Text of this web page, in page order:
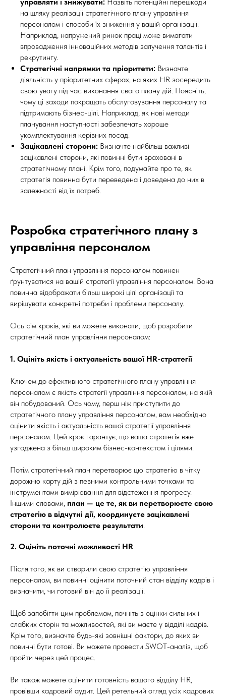
на шляху реалізації стратегічного плану управління
персоналом і способи їх зниження у вашій організації.
Наприклад, напружений ринок праці може вимагати
впровадження інноваційних методів залучення талантів і
рекрутингу.
Стратегічні напрямки та пріоритети: Визначте
діяльність у пріоритетних сферах, на яких HR зосередить
свою увагу під час виконання свого плану дій. Поясніть,
чому ці заходи покращать обслуговування персоналу та
підтримають бізнес-цілі. Наприклад, як нові методи
планування наступності забезпечать хороше
укомплектування керівних посад.
Зацікавлені сторони: Визначте найбільш важливі
зацікавлені сторони, які повинні бути враховані в
стратегічному плані. Крім того, подумайте про те, як
стратегія повинна бути переведена і доведена до них в
залежності від їх потреб.
Розробка стратегічного плану з
управління персоналом
Стратегічний план управління персоналом повинен
ґрунтуватися на вашій стратегії управління персоналом. Вона
повинна відображати більш широкі цілі організації та
вирішувати конкретні потреби і проблеми персоналу.
Ось сім кроків, які ви можете виконати, щоб розробити
стратегічний план управління персоналом:
1. Оцініть якість і актуальність вашої HR-стратегії
Ключем до ефективного стратегічного плану управління
персоналом є якість стратегії управління персоналом, на якій
він побудований. Ось чому, перш ніж приступити до
стратегічного плану управління персоналом, вам необхідно
оцінити якість і актуальність вашої стратегії управління
персоналом. Цей крок гарантує, що ваша стратегія вже
узгоджена з більш широким бізнес-контекстом і цілями.
Потім стратегічний план перетворює цю стратегію в чітку
дорожню карту дій з певними контрольними точками та
інструментами вимірювання для відстеження прогресу.
Іншими словами, план — це те, як ви перетворюєте свою
стратегію в відчутні дії, координуєте зацікавлені
сторони та контролюєте результати
2. Оцініть поточні можливості HR
Після того, як ви створили свою стратегію управління
персоналом, ви повинні оцінити поточний стан відділу кадрів і
визначити, чи готовий він до її реалізації.
Щоб запобігти цим проблемам, почніть з оцінки сильних і
слабких сторін та можливостей, які ви маєте у відділі кадрів.
Крім того, визначте будь-які зовнішні фактори, до яких ви
повинні бути готові. Ви можете провести SWOT-аналіз, щоб
пройти через цей процес.
Ви також можете оцінити готовність вашого відділу HR,
провівши кадровий аудит. Цей ретельний огляд усіх кадрових